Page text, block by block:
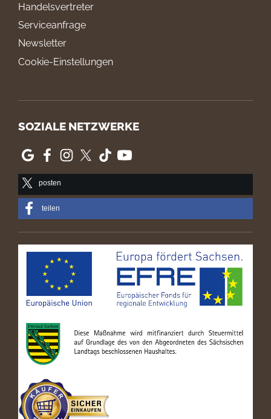
Handelsvertreter
Serviceanfrage
Newsletter
Cookie-Einstellungen
SOZIALE NETZWERKE
posten
teilen